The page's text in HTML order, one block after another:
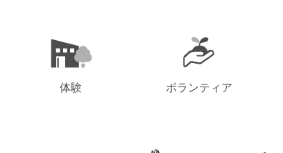
体験 ボランティア